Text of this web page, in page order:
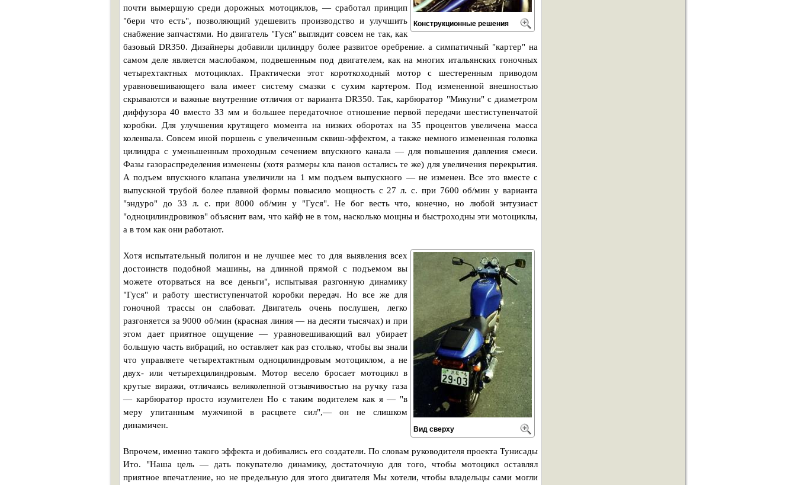
Конструкционные решения
почти вымершую среди дорожных мотоциклов, — сработал принцип
"бери что есть", позволяющий удешевить производство и улучшить
снабжение запчастями. Но двигатель "Гуся" выглядит совсем не так, как
базовый DR350. Дизайнеры добавили цилиндру более развитое оребрение. а симпатичный "картер" на
самом деле является маслобаком, подвешенным под двигателем, как на многих итальянских гоночных
четырехтактных мотоциклах. Практически этот короткоходный мотор с шестеренным приводом
уравновешивающего вала имеет систему смазки с сухим картером. Под измененной внешностью
скрываются и важные внутренние отличия от варианта DR350. Так, карбюратор "Микуни" с диаметром
диффузора 40 вместо 33 мм и большее передаточное отношение первой передачи шестиступенчатой
коробки. Для улучшения крутящего момента на низких оборотах на 35 процентов увеличена масса
коленвала. Совсем иной поршень с увеличенным сквиш-эффектом, а также немного измененная головка
цилиндра с уменьшенным проходным сечением впускного канала — для повышения давления смеси.
Фазы газораспределения изменены (хотя размеры кла панов остались те же) для увеличения перекрытия.
А подъем впускного клапана увеличили на 1 мм подъем выпускного — не изменен. Все это вместе с
выпускной трубой более плавной формы повысило мощность с 27 л. с. при 7600 об/мин у варианта
"эндуро" до 33 л. с. при 8000 об/мин у "Гуся". Не бог весть что, конечно, но любой энтузиаст
"одноцилиндровиков" объяснит вам, что кайф не в том, насколько мощны и быстроходны эти мотоциклы,
а в том как они работают.
Вид сверху
Хотя испытательный полигон и не лучшее мес то для выявления всех
достоинств подобной машины, на длинной прямой с подъемом вы
можете оторваться на все деньги", испытывая разгонную динамику
"Гуся" и работу шестиступенчатой коробки передач. Но все же для
гоночной трассы он слабоват. Двигатель очень послушен, легко
разгоняется за 9000 об/мин (красная линия — на десяти тысячах) и при
этом дает приятное ощущение — уравновешивающий вал убирает
большую часть вибраций, но оставляет как раз столько, чтобы вы знали
что управляете четырехтактным одноцилиндровым мотоциклом, а не
двух- или четырехцилиндровым. Мотор весело бросает мотоцикл в
крутые виражи, отличаясь великолепной отзывчивостью на ручку газа
— карбюратор просто изумителен Но с таким водителем как я — "в
меру упитанным мужчиной в расцвете сил",— он не слишком
динамичен.
Впрочем, именно такого эффекта и добивались его создатели. По словам руководителя проекта Тунисады
Ито. "Наша цель — дать покупателю динамику, достаточную для того, чтобы мотоцикл оставлял
приятное впечатление, но не предельную для этого двигателя Мы хотели, чтобы владельцы сами могли